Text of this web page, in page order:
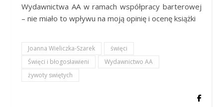
Wydawnictwa AA w ramach współpracy barterowej
– nie miało to wpływu na moją opinię i ocenę książki
Joanna Wieliczka-Szarek
święci
Święci i błogosławieni
Wydawnictwo AA
żywoty swiętych